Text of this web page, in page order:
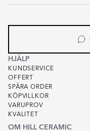
HJÄLP
KUNDSERVICE
OFFERT
SPÅRA ORDER
KÖPVILLKOR
VARUPROV
KVALITET
OM HILL CERAMIC